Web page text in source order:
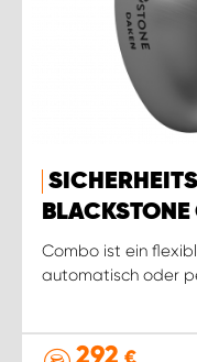
Combo ist ein
automatisch oder
292